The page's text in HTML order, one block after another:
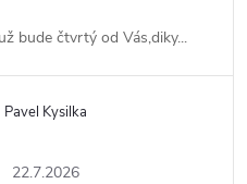
bude čtvrtý od Vás,diky...
Pavel Kysilka
22.7.2026